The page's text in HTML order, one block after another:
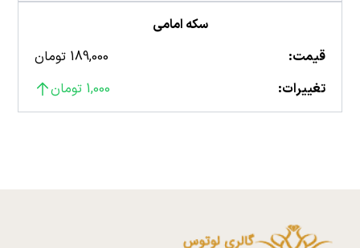
سکه امامی
قیمت:
189,000 تومان
تغییرات:
1,000 تومان